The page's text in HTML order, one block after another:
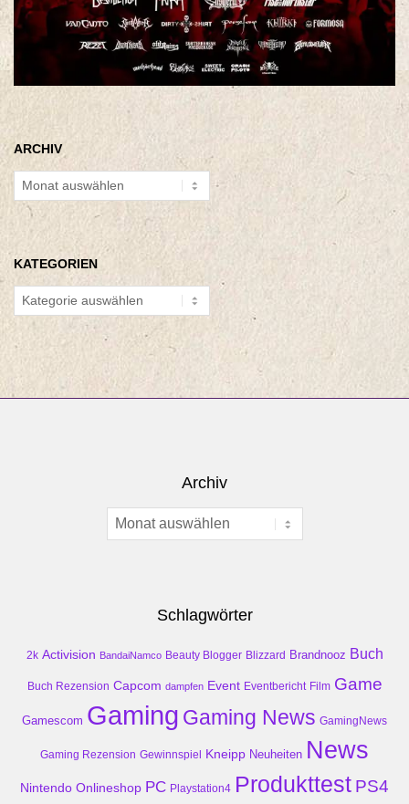
ARCHIV
Archiv
KATEGORIEN
Kategorien
Archiv
Archiv
Schlagwörter
2k Activision BandaiNamco Beauty Blogger Blizzard Brandnooz Buch
Buch Rezension Capcom dampfen Event Eventbericht Film Game
Gamescom Gaming Gaming News GamingNews
Gaming Rezension Gewinnspiel Kneipp Neuheiten News
Nintendo Onlineshop PC Playstation4 Produkttest PS4